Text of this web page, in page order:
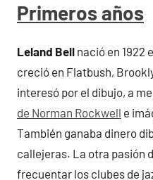
Primeros años
Leland Bell nació en 1922
creció en Flatbush,
interesó por el dibujo, a
de Norman Rockwell e
También ganaba dinero
callejeras. La otra pasión
frecuentar los clubes de